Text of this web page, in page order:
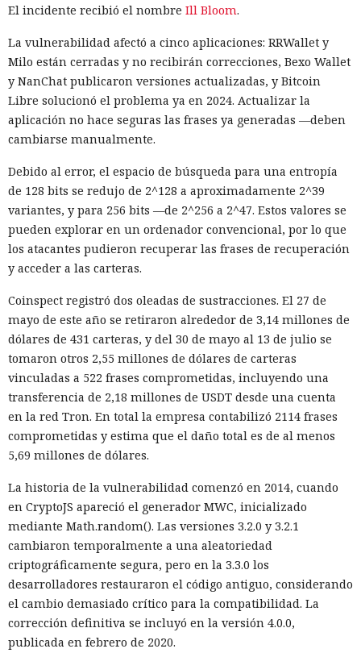
El incidente recibió el nombre Ill Bloom.
La vulnerabilidad afectó a cinco aplicaciones: RRWallet y
Milo están cerradas y no recibirán correcciones, Bexo Wallet
y NanChat publicaron versiones actualizadas, y Bitcoin
Libre solucionó el problema ya en 2024. Actualizar la
aplicación no hace seguras las frases ya generadas —deben
cambiarse manualmente.
Debido al error, el espacio de búsqueda para una entropía
de 128 bits se redujo de 2^128 a aproximadamente 2^39
variantes, y para 256 bits —de 2^256 a 2^47. Estos valores se
pueden explorar en un ordenador convencional, por lo que
los atacantes pudieron recuperar las frases de recuperación
y acceder a las carteras.
Coinspect registró dos oleadas de sustracciones. El 27 de
mayo de este año se retiraron alrededor de 3,14 millones de
dólares de 431 carteras, y del 30 de mayo al 13 de julio se
tomaron otros 2,55 millones de dólares de carteras
vinculadas a 522 frases comprometidas, incluyendo una
transferencia de 2,18 millones de USDT desde una cuenta
en la red Tron. En total la empresa contabilizó 2114 frases
comprometidas y estima que el daño total es de al menos
5,69 millones de dólares.
La historia de la vulnerabilidad comenzó en 2014, cuando
en CryptoJS apareció el generador MWC, inicializado
mediante Math.random(). Las versiones 3.2.0 y 3.2.1
cambiaron temporalmente a una aleatoriedad
criptográficamente segura, pero en la 3.3.0 los
desarrolladores restauraron el código antiguo, considerando
el cambio demasiado crítico para la compatibilidad. La
corrección definitiva se incluyó en la versión 4.0.0,
publicada en febrero de 2020.